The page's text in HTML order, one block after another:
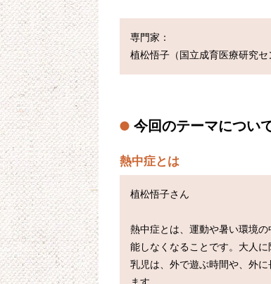
専門家：
今回のテーマについ
熱中症とは
植松悟子さん
熱中症とは、運動や暑い環境
能しなくなることです。大人に
乳児は、外で遊ぶ時間や、外